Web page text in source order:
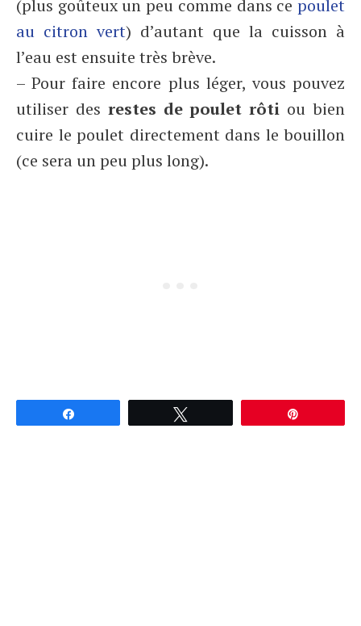
(plus goûteux un peu comme dans ce poulet
au citron vert) d’autant que la cuisson à
l’eau est ensuite très brève.
– Pour faire encore plus léger, vous pouvez
utiliser des restes de poulet rôti ou bien
cuire le poulet directement dans le bouillon
(ce sera un peu plus long).